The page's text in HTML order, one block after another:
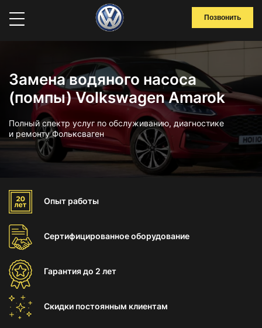
Позвонить
Замена водяного насоса
(помпы) Volkswagen Amarok
Полный спектр услуг по обслуживанию, диагностике
и ремонту Фольксваген
Опыт работы
Сертифицированноеоборудование
Гарантиядо 2 лет
Скидки постоянным клиентам